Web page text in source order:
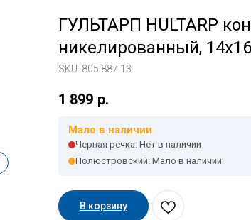
ГУЛЬТАРП HULTARP
никелированный,
SKU: 805.887.13
1 899 р.
Мало в наличии
Черная речка: Нет в наличии
Полюстровский: Мало в наличии
В корзину